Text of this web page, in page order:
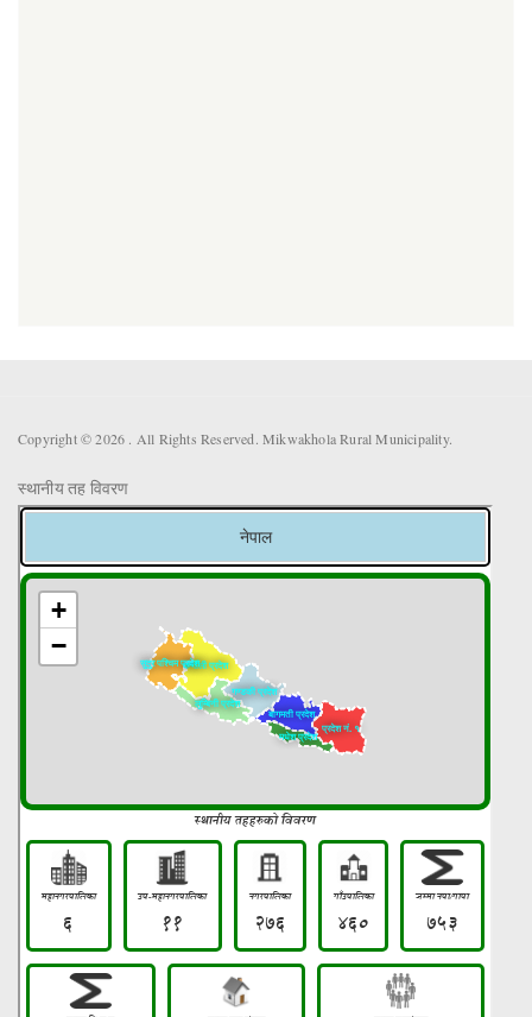
Copyright © 2026 . All Rights Reserved. Mikwakhola Rural Municipality.
स्थानीय तह विवरण